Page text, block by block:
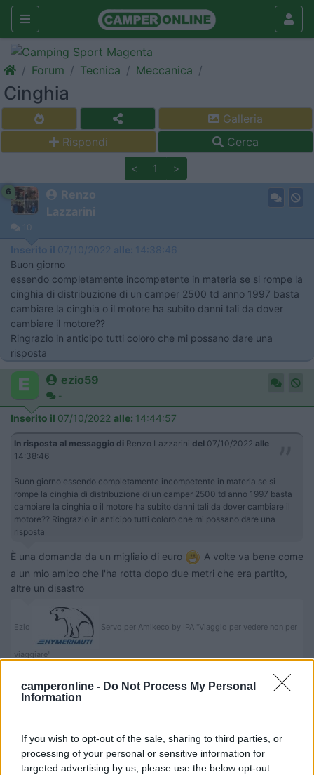
camperonline - Do Not Process My Personal
Information
If you wish to opt-out of the sale, sharing to third parties, or
processing of your personal or sensitive information for
targeted advertising by us, please use the below opt-out
Forum Tecnica Meccanica
Cinghia
Galleria
Rispondi
Cerca
< 1 >
6
Renzo
Lazzarini
10
Inserito il 07/10/2022 alle: 14:38:46
Buon giorno
essendo completamente incompetente in materia se si rompe la
cinghia di distribuzione di un camper 2500 td anno 1997 basta
cambiare la cinghia o il motore ha subito danni tali da dover
cambiare il motore??
Ringrazio in anticipo tutti coloro che mi possano dare una
risposta
ezio59
-
Inserito il 07/10/2022 alle: 14:44:57
In risposta al messaggio di Renzo Lazzarini del 07/10/2022 alle
14:38:46
Buon giorno essendo completamente incompetente in materia se si
rompe la cinghia di distribuzione di un camper 2500 td anno 1997 basta
cambiare la cinghia o il motore ha subito danni tali da dover cambiare il
motore?? Ringrazio in anticipo tutti coloro che mi possano dare una
risposta
È una domanda da un migliaio di euro
A volte va bene come
a un mio amico che l'ha rotta dopo due metri che era partito,
altre un disastro
Ezio Servo per Amikeco by IPA "Viaggio per vedere non per
viaggiare"
Verdone55
641
In genere nei motori moderni è un disastro dato che le valvole
non più sincronizzate con il movimento dei pistoni vanno in
contatto con risultati disastrosi.